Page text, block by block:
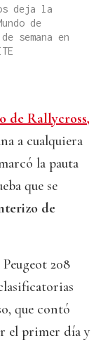
deja la
de
semana en
de Rallycross,
a cualquiera
la pauta
que se
de
208
que contó
el primer día y